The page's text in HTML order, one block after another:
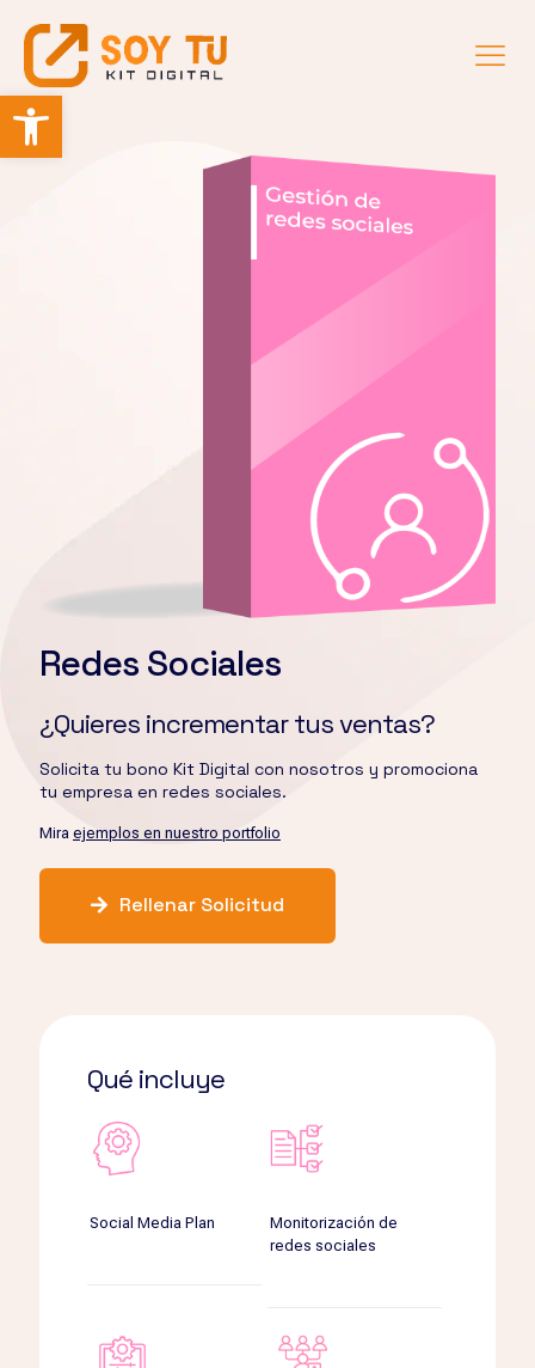
Abrir barra de herramientas
Redes Sociales
¿Quieres incrementar tus ventas?
Solicita tu bono Kit Digital con nosotros y promociona
tu empresa en redes sociales.
Mira ejemplos en nuestro portfolio
Rellenar Solicitud
Qué incluye
Social Media Plan
Monitorización de
redes sociales